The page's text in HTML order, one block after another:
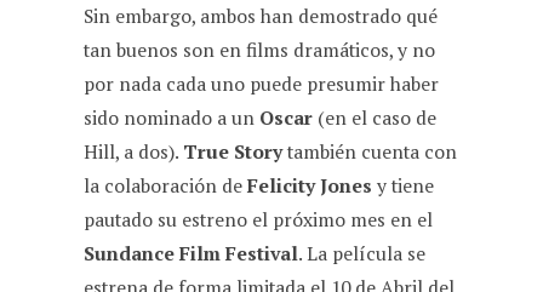
Sin embargo, ambos han demostrado qué
tan buenos son en films dramáticos, y no
por nada cada uno puede presumir haber
sido nominado a un Oscar (en el caso de
Hill, a dos). True Storytambién cuenta con
la colaboración deFelicity Jones y tiene
pautado su estreno el próximo mes en el
Sundance Film Festival. La película se